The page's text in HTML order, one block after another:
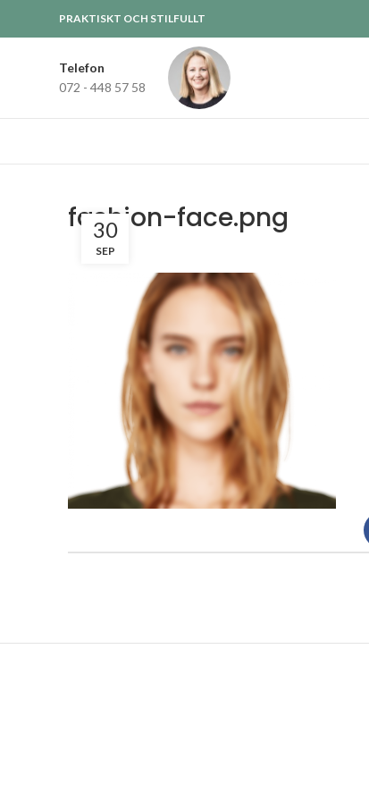
PRAKTISKT OCH STILFULLT
Telefon
072 - 448 57 58
fashion-face.png
30
SEP